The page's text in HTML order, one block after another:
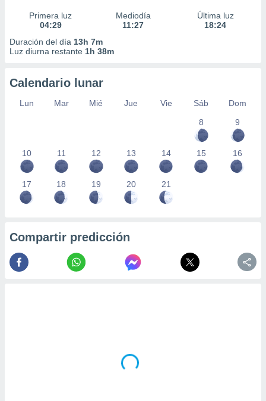
Primera luz
04:29
Mediodía
11:27
Última luz
18:24
Duración del día 13h 7m
Luz diurna restante 1h 38m
Calendario lunar
Lun Mar Mié Jue Vie Sáb
Dom
8
9
10 11 12 13 14 15 16
17 18 19 20 21
Compartir predicción